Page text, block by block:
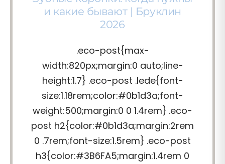
и какие бывают | Бруклин
2026
.eco-post{max-
width:820px;margin:0 auto;line-
height:1.7} .eco-post .lede{font-
size:1.18rem;color:#0b1d3a;font-
weight:500;margin:0 0 1.4rem} .eco-
post h2{color:#0b1d3a;margin:2rem
0 .7rem;font-size:1.5rem} .eco-post
h3{color:#3B6FA5;margin:1.4rem 0